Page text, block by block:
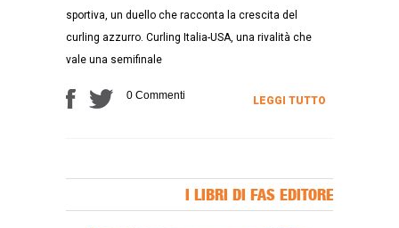
sportiva, un duello che racconta la crescita del
curling azzurro. Curling Italia-USA, una rivalità che
vale una semifinale
0 Commenti LEGGI TUTTO
I LIBRI DI FAS EDITORE